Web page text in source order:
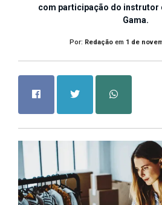
com participação do instrutor
Gama.
Por: Redação em 1 de